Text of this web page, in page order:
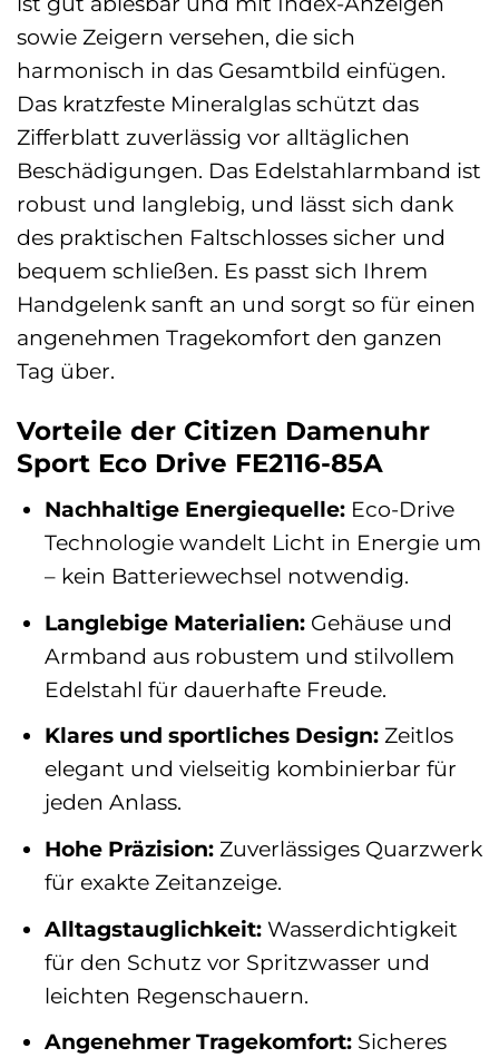
sowie Zeigern versehen, die sich
harmonisch in das Gesamtbild einfügen.
Das kratzfeste Mineralglas schützt das
Zifferblatt zuverlässig vor alltäglichen
Beschädigungen. Das Edelstahlarmband ist
robust und langlebig, und lässt sich dank
des praktischen Faltschlosses sicher und
bequem schließen. Es passt sich Ihrem
Handgelenk sanft an und sorgt so für einen
angenehmen Tragekomfort den ganzen
Tag über.
Vorteile der Citizen Damenuhr
Sport Eco Drive FE2116-85A
Nachhaltige Energiequelle:Eco-Drive
Technologie wandelt Licht in Energie um
– kein Batteriewechsel notwendig.
Langlebige Materialien:Gehäuse und
Armband aus robustem und stilvollem
Edelstahl für dauerhafte Freude.
Klares und sportliches Design:Zeitlos
elegant und vielseitig kombinierbar für
jeden Anlass.
Hohe Präzision:Zuverlässiges Quarzwerk
für exakte Zeitanzeige.
Alltagstauglichkeit:Wasserdichtigkeit
für den Schutz vor Spritzwasser und
leichten Regenschauern.
Angenehmer Tragekomfort:Sicheres